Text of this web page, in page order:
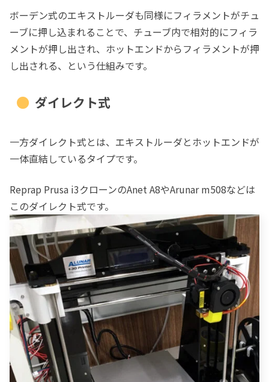
ボーデン式のエキストルーダも同様にフィラメントがチュ
ーブに押し込まれることで、チューブ内で相対的にフィラ
メントが押し出され、ホットエンドからフィラメントが押
し出される、という仕組みです。
ダイレクト式
一方ダイレクト式とは、エキストルーダとホットエンドが
一体直結しているタイプです。
Reprap Prusa i3クローンのAnet A8やArunar m508などは
このダイレクト式です。